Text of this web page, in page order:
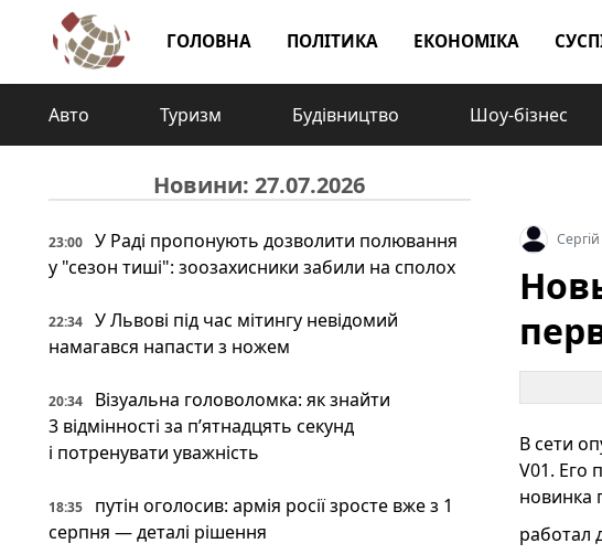
ГОЛОВНА ПОЛІТИКА ЕКОНОМІКА
Авто Туризм Будівництво Шоу-бізнес
Новини: 27.07.2026
23:00
У Раді пропонують дозволити полювання
у "сезон тиші": зоозахисники забили на сполох
22:34
У Львові під час мітингу невідомий
намагався напасти з ножем
20:34
Візуальна головоломка: як знайти
3 відмінності за п’ятнадцять секунд
і потренувати уважність
18:35
путін оголосив: армія росії зросте вже з 1
серпня — деталі рішення
В сети
V01. Его
новинка
работал